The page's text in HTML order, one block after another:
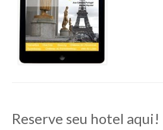
Reserve seu hotel aqui!